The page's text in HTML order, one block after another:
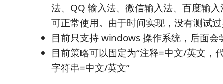
法、QQ 输入法、微信输入法、百度输
可正常使用。由于时间实现，没有测试
目前只支持 windows 操作系统，后面会
目前策略可以固定为“注释=中文/英文，
字符串=中文/英文”